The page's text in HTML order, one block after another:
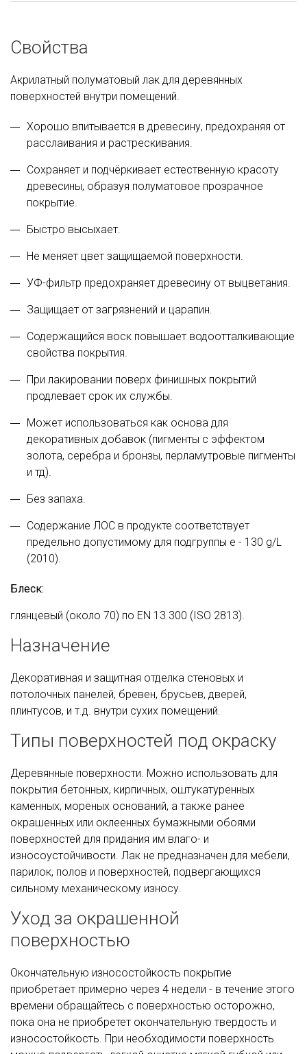
Свойства
Акрилатный полуматовый лак для деревянных
поверхностей внутри помещений.
Хорошо впитывается в древесину, предохраняя от
расслаивания и растрескивания.
Сохраняет и подчёркивает естественную красоту
древесины, образуя полуматовое прозрачное
покрытие.
Быстро высыхает.
Не меняет цвет защищаемой поверхности.
УФ-фильтр предохраняет древесину от выцветания.
Защищает от загрязнений и царапин.
Содержащийся воск повышает водоотталкивающие
свойства покрытия.
При лакировании поверх финишных покрытий
продлевает срок их службы.
Может использоваться как основа для
декоративных добавок (пигменты с эффектом
золота, серебра и бронзы, перламутровые пигменты
и тд).
Без запаха.
Cодержание ЛОС в продукте соответствует
предельно допустимому для подгруппы e - 130 g/L
(2010).
Блеск:
глянцевый (около 70) по EN 13 300 (ISO 2813).
Назначение
Декоративная и защитная отделка стеновых и
потолочных панелей, бревен, брусьев, дверей,
плинтусов, и т.д. внутри сухих помещений.
Типы поверхностей под окраску
Деревянные поверхности. Можно использовать для
покрытия бетонных, кирпичных, оштукатуренных
каменных, мореных оснований, а также ранее
окрашенных или оклеенных бумажными обоями
поверхностей для придания им влаго- и
износоустойчивости. Лак не предназначен для мебели,
парилок, полов и поверхностей, подвергающихся
сильному механическому износу.
Уход за окрашенной
поверхностью
Окончательную износостойкость покрытие
приобретает примерно через 4 недели - в течение этого
времени обращайтесь с поверхностью осторожно,
пока она не приобретет окончательную твердость и
износостойкость. При необходимости поверхность